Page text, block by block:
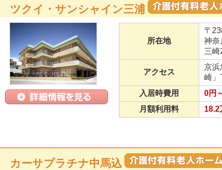
ツクイ・サンシャイン三浦
所在地
〒
神奈
三崎
アクセス
京浜
崎」
入居時費用
0円
月額利用料
18.2
カーサプラチナ中馬込